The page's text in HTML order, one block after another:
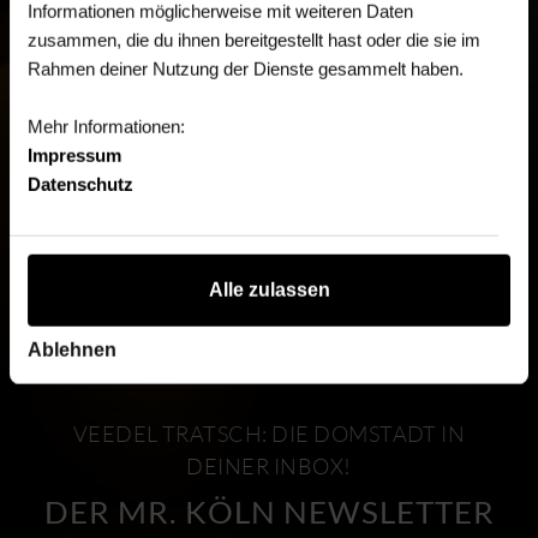
Informationen möglicherweise mit weiteren Daten
zusammen, die du ihnen bereitgestellt hast oder die sie im
Rahmen deiner Nutzung der Dienste gesammelt haben.
Mehr Informationen:
Impressum
Datenschutz
Alle zulassen
Ablehnen
VEEDEL TRATSCH: DIE DOMSTADT IN
DEINER INBOX!
DER MR. KÖLN NEWSLETTER